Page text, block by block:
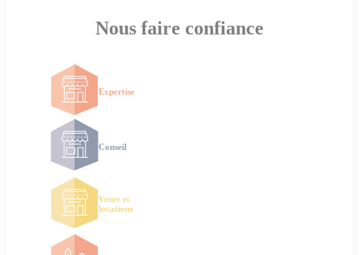
Nous faire confiance
Expertise
Conseil
Vente et
locations